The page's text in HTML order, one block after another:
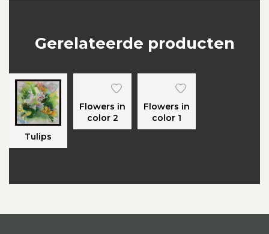
Gerelateerde producten
Tulips
Flowers in
color 2
Flowers in
color 1